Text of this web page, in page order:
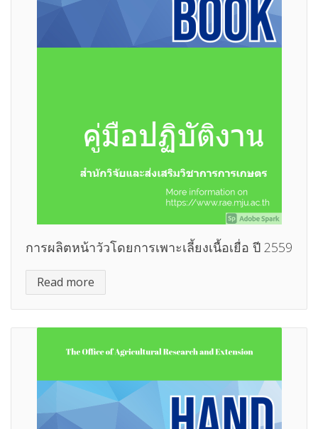
การผลิตหน้าวัวโดยการเพาะเลี้ยงเนื้อเยื่อ ปี 2559
Read more